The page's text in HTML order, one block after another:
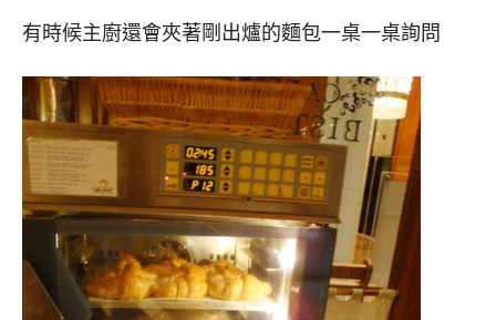
有時候主廚還會夾著剛出爐的麵包一桌一桌詢問